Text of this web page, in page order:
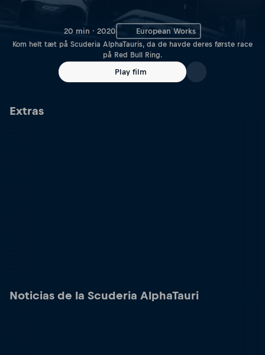
20 min · 2020 European Works
Kom helt tæt på Scuderia AlphaTauris, da de havde deres første race
på Red Bull Ring.
Play film
Extras
Noticias de la Scuderia AlphaTauri